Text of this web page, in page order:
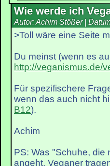
Wie werde ich
Autor: Achim Stößer |
>Toll wäre eine Seite
Du meinst (wenn es
http://veganismus.de/
Für spezifischere
wenn das auch nicht
B12).
Achim
PS: Was "Schuhe, die
angeht, Veganer